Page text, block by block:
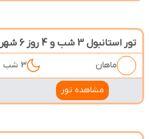
تور استانبول 3 شب و 4 روز 6 شهریور
ماهان 3 شب
مشاهده تور